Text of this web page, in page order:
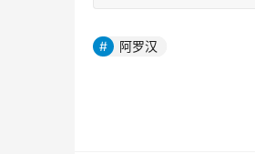
阿罗汉